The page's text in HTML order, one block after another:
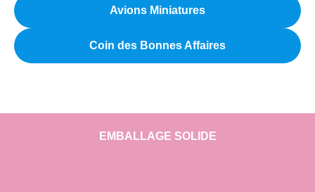
Avions Miniatures
Coin des Bonnes Affaires
EMBALLAGE SOLIDE